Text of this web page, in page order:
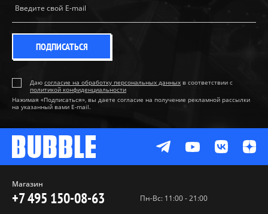
ПОДПИСАТЬСЯ
Даю согласие на обработку персональных данных в соответствии с
политикой конфиденциальности
Нажимая «Подписаться», вы даете согласие на получение рекламной рассылки
на указанный вами E-mail.
Магазин
+7 495 150-08-63 Пн-Вс: 11:00 - 21:00